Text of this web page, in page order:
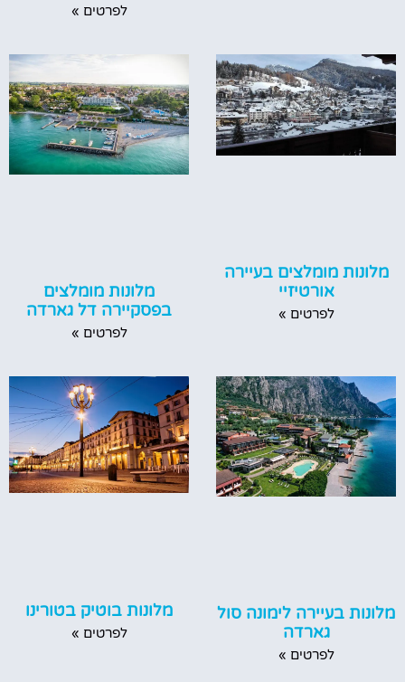
לפרטים »
מלונות מומלצים בעיירה
אורטיזיי
לפרטים »
מלונות מומלצים
בפסקיירה דל גארדה
לפרטים »
מלונות בעיירה לימונה סול
גארדה
לפרטים »
מלונות בוטיק בטורינו
לפרטים »